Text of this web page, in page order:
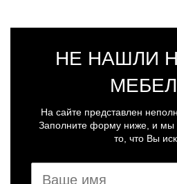
НЕ НАШЛИ
На сайте представлен
Заполните форму ниже, и мы
то, что Вы